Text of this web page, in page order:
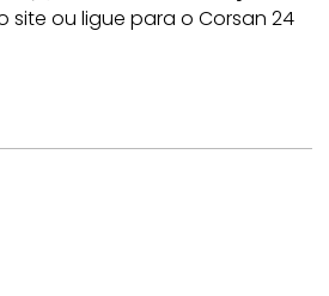
site ou ligue para o Corsan 24